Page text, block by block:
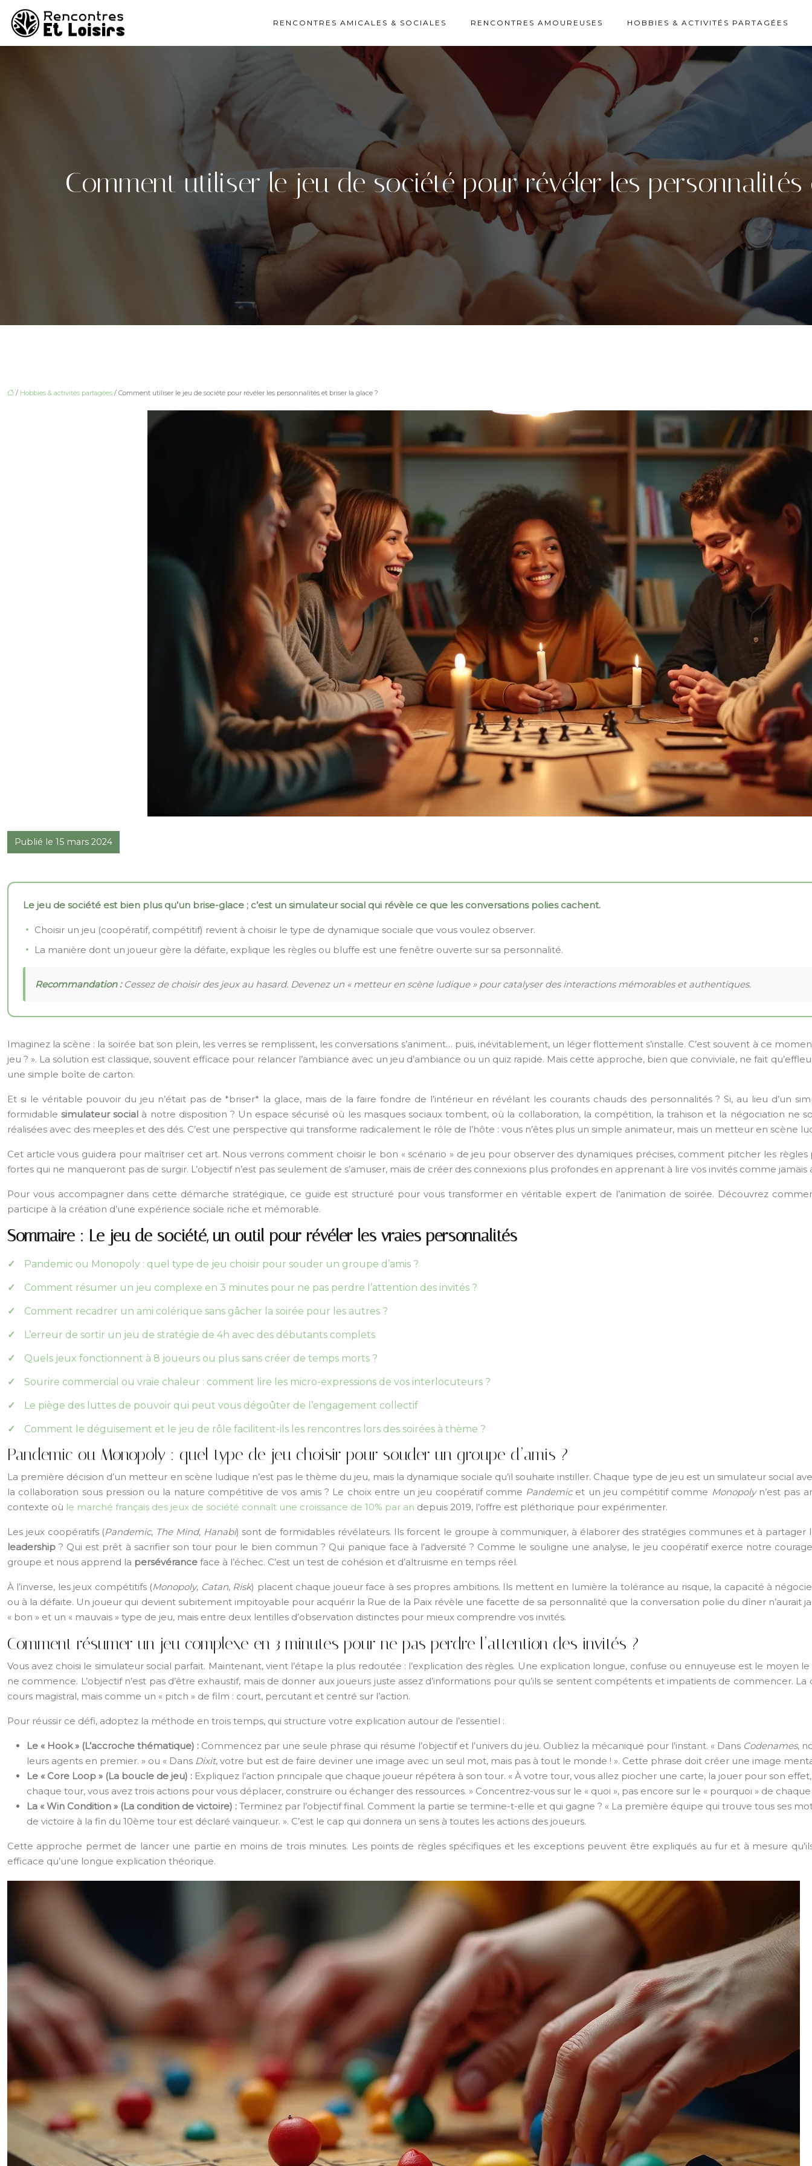
RENCONTRES AMICALES & SOCIALES RENCONTRES AMOUREUSES HOBBIES & ACTIVITÉS PARTAGÉES
Comment utiliser le jeu de société pour révéler les
/ Hobbies & activités partagées / Comment utiliser le jeu de société pour révéler les personnalités et briser la glace ?
Publié le 15 mars 2024
Le jeu de société est bien plus qu’un brise-glace ; c’est un simulateur social qui révèle ce que les conversations polies cachent.
Choisir un jeu (coopératif, compétitif) revient à choisir le type de dynamique sociale que vous voulez observer.
La manière dont un joueur gère la défaite, explique les règles ou bluffe est une fenêtre ouverte sur sa personnalité.
Recommandation :Cessez de choisir des jeux au hasard. Devenez un « metteur en scène ludique » pour catalyser des interactions mémorables et authentiques.
Imaginez la scène : la soirée bat son plein, les verres se remplissent, les conversations s’animent… puis, inévitablement, un léger flottement s’installe. C’est souvent à ce
jeu ? ». La solution est classique, souvent efficace pour relancer l’ambiance avec un jeu d’ambiance ou un quiz rapide. Mais cette approche, bien que conviviale, ne fait
une simple boîte de carton.
Et si le véritable pouvoir du jeu n’était pas de *briser* la glace, mais de la faire fondre de l’intérieur en révélant les courants chauds des personnalités ? Si, au lieu d’un
formidablesimulateur social à notre disposition ? Un espace sécurisé où les masques sociaux tombent, où la collaboration, la compétition, la trahison et la négociation ne
réalisées avec des meeples et des dés. C’est une perspective qui transforme radicalement le rôle de l’hôte : vous n’êtes plus un simple animateur, mais un metteur en scène
Cet article vous guidera pour maîtriser cet art. Nous verrons comment choisir le bon « scénario » de jeu pour observer des dynamiques précises, comment pitcher les
fortes qui ne manqueront pas de surgir. L’objectif n’est pas seulement de s’amuser, mais de créer des connexions plus profondes en apprenant à lire vos invités comme jamais
Pour vous accompagner dans cette démarche stratégique, ce guide est structuré pour vous transformer en véritable expert de l’animation de soirée. Découvrez
participe à la création d’une expérience sociale riche et mémorable.
Sommaire : Le jeu de société, un outil pour révéler les vraies personnalités
Pandemic ou Monopoly : quel type de jeu choisir pour souder un groupe d’amis ?
Comment résumer un jeu complexe en 3 minutes pour ne pas perdre l’attention des invités ?
Comment recadrer un ami colérique sans gâcher la soirée pour les autres ?
L’erreur de sortir un jeu de stratégie de 4h avec des débutants complets
Quels jeux fonctionnent à 8 joueurs ou plus sans créer de temps morts ?
Sourire commercial ou vraie chaleur : comment lire les micro-expressions de vos interlocuteurs ?
Le piège des luttes de pouvoir qui peut vous dégoûter de l’engagement collectif
Comment le déguisement et le jeu de rôle facilitent-ils les rencontres lors des soirées à thème ?
Pandemic ou Monopoly : quel type de jeu choisir pour souder un groupe d’amis ?
La première décision d’un metteur en scène ludique n’est pas le thème du jeu, mais la dynamique sociale qu’il souhaite instiller. Chaque type de jeu est un simulateur social
la collaboration sous pression ou la nature compétitive de vos amis ? Le choix entre un jeu coopératif comme Pandemicet un jeu compétitif comme Monopolyn’est pas
contexte où le marché français des jeux de société connaît une croissance de 10% par an depuis 2019, l’offre est pléthorique pour expérimenter.
Les jeux coopératifs (Pandemic, The Mind, Hanabi) sont de formidables révélateurs. Ils forcent le groupe à communiquer, à élaborer des stratégies communes et à
leadership ? Qui est prêt à sacrifier son tour pour le bien commun ? Qui panique face à l’adversité ? Comme le souligne une analyse, le jeu coopératif exerce notre
groupe et nous apprend la persévérance face à l’échec. C’est un test de cohésion et d’altruisme en temps réel.
À l’inverse, les jeux compétitifs (Monopoly, Catan, Risk) placent chaque joueur face à ses propres ambitions. Ils mettent en lumière la tolérance au risque, la capacité à
ou à la défaite. Un joueur qui devient subitement impitoyable pour acquérir la Rue de la Paix révèle une facette de sa personnalité que la conversation polie du dîner n’aurait
« bon » et un « mauvais » type de jeu, mais entre deux lentilles d’observation distinctes pour mieux comprendre vos invités.
Comment résumer un jeu complexe en 3 minutes pour ne pas perdre l’attention des invités ?
Vous avez choisi le simulateur social parfait. Maintenant, vient l’étape la plus redoutée : l’explication des règles. Une explication longue, confuse ou ennuyeuse est le moyen
ne commence. L’objectif n’est pas d’être exhaustif, mais de donner aux joueurs juste assez d’informations pour qu’ils se sentent compétents et impatients de commencer.
cours magistral, mais comme un « pitch » de film : court, percutant et centré sur l’action.
Pour réussir ce défi, adoptez la méthode en trois temps, qui structure votre explication autour de l’essentiel :
Le « Hook » (L’accroche thématique) : Commencez par une seule phrase qui résume l’objectif et l’univers du jeu. Oubliez la mécanique pour l’instant. « Dans Codenames,
leurs agents en premier. » ou « Dans Dixit, votre but est de faire deviner une image avec un seul mot, mais pas à tout le monde ! ». Cette phrase doit créer une image
Le « Core Loop » (La boucle de jeu) : Expliquez l’action principale que chaque joueur répétera à son tour. « À votre tour, vous allez piocher une carte, la jouer pour son
chaque tour, vous avez trois actions pour vous déplacer, construire ou échanger des ressources. » Concentrez-vous sur le « quoi », pas encore sur le « pourquoi » de
La « Win Condition » (La condition de victoire) : Terminez par l’objectif final. Comment la partie se termine-t-elle et qui gagne ? « La première équipe qui trouve tous ses
de victoire à la fin du 10ème tour est déclaré vainqueur. ». C’est le cap qui donnera un sens à toutes les actions des joueurs.
Cette approche permet de lancer une partie en moins de trois minutes. Les points de règles spécifiques et les exceptions peuvent être expliqués au fur et à mesure
efficace qu’une longue explication théorique.